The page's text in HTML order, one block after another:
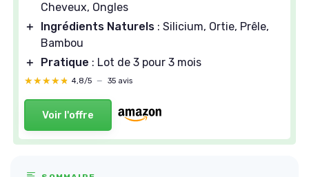
Cheveux, Ongles
＋
Ingrédients Naturels : Silicium, Ortie, Prêle,
Bambou
＋
Pratique : Lot de 3 pour 3 mois
★★★★★
★★★★★ 4,8/5 — 35 avis
Voir l'offre